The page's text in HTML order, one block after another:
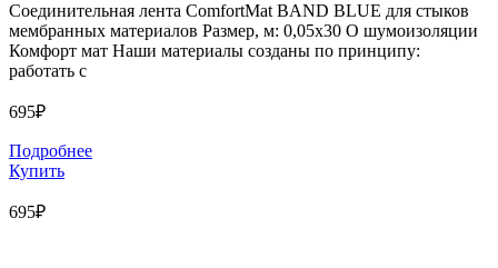
Соединительная лента ComfortMat BAND BLUE для стыков
мембранных материалов Размер, м: 0,05х30 О шумоизоляции
Комфорт мат Наши материалы созданы по принципу:
работать с
695₽
Подробнее
Купить
695₽